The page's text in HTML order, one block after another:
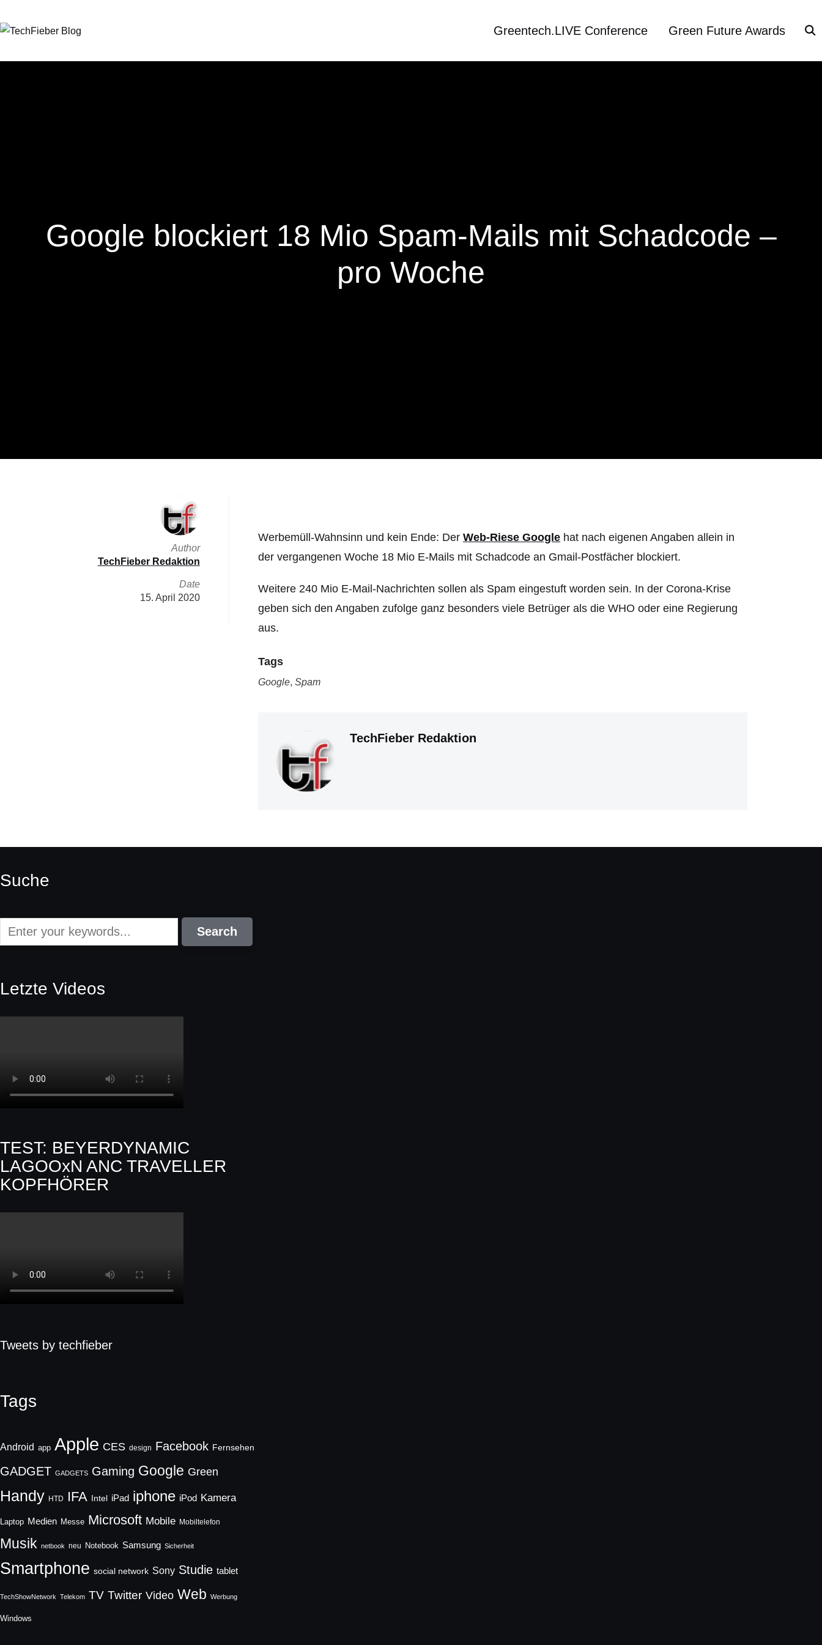
Greentech.LIVE Conference Green Future Awards
Google blockiert 18 Mio Spam-Mails mit Schadcode –
pro Woche
Werbemüll-Wahnsinn und kein Ende: Der Web-Riese Google hat nach eigenen Angaben allein in
der vergangenen Woche 18 Mio E-Mails mit Schadcode an Gmail-Postfächer blockiert.
Weitere 240 Mio E-Mail-Nachrichten sollen als Spam eingestuft worden sein. In der Corona-Krise
geben sich den Angaben zufolge ganz besonders viele Betrüger als die WHO oder eine Regierung
aus.
Tags
Google, Spam
TechFieber Redaktion
Author
TechFieber Redaktion
Date
15. April 2020
Suche
Letzte Videos
TEST: BEYERDYNAMIC
LAGOOxN ANC TRAVELLER
KOPFHÖRER
Tweets by techfieber
Tags
Android app Apple CES design Facebook Fernsehen
GADGET GADGETS Gaming Google Green
Handy HTD IFA Intel iPad iphone iPod Kamera
Laptop Medien Messe Microsoft Mobile Mobiltelefon
Musik netbook neu Notebook Samsung Sicherheit
Smartphone social network Sony Studie tablet
TechShowNetwork Telekom TV Twitter Video Web Werbung
Windows